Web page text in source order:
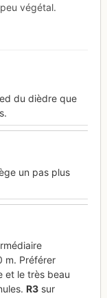
végétal.
du dièdre que
un pas plus
m. Préférer
et le très beau
R3sur